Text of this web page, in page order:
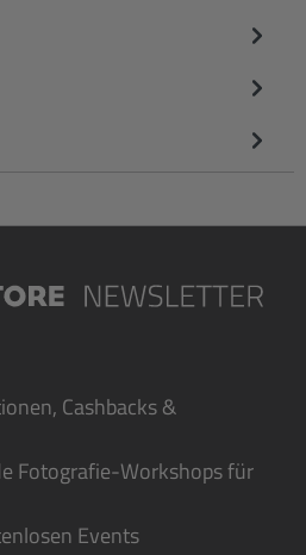
Cashbacks &
Fotografie-Workshops für
Events